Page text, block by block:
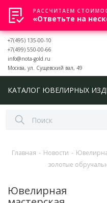
+7(495) 135-00-10
+7(499) 550-00-66
info@nota-gold.ru
Москва, ул. Сущевский вал, 49
КАТАЛОГ ЮВЕЛИРНЫХ
Главная - Новости -
золотые
Ювелирная
РАССЧИТАЕМ
«Ответьте на